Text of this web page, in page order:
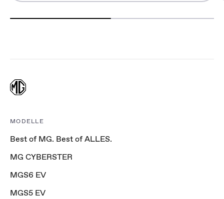
MODELLE
Best of MG. Best of ALLES.
MG CYBERSTER
MGS6 EV
MGS5 EV